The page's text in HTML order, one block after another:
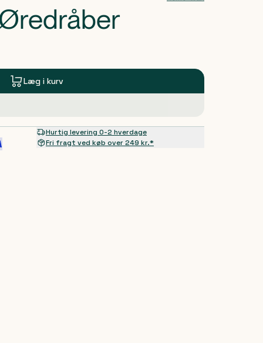
Læg i kurv
Hurtig levering 0-2 hverdage
Fri fragt ved køb over 249 kr.*